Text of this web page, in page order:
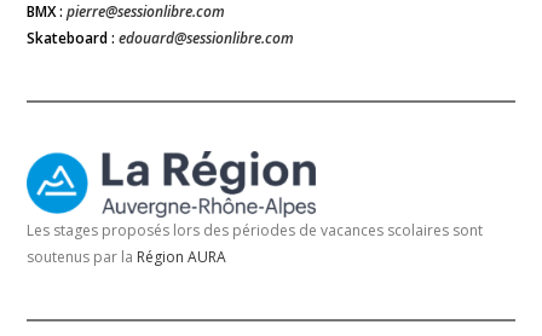
BMX :pierre@sessionlibre.com
Skateboard :edouard@sessionlibre.com
Les stages proposés lors des périodes de vacances scolaires sont
soutenus par la Région AURA